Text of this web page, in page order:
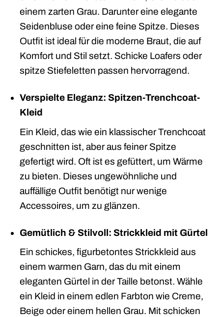
einem zarten Grau. Darunter eine elegante
Seidenbluse oder eine feine Spitze. Dieses
Outfit ist ideal für die moderne Braut, die auf
Komfort und Stil setzt. Schicke Loafers oder
spitze Stiefeletten passen hervorragend.
Verspielte Eleganz: Spitzen-Trenchcoat-
Kleid
Ein Kleid, das wie ein klassischer Trenchcoat
geschnitten ist, aber aus feiner Spitze
gefertigt wird. Oft ist es gefüttert, um Wärme
zu bieten. Dieses ungewöhnliche und
auffällige Outfit benötigt nur wenige
Accessoires, um zu glänzen.
Gemütlich & Stilvoll: Strickkleid mit Gürtel
Ein schickes, figurbetontes Strickkleid aus
einem warmen Garn, das du mit einem
eleganten Gürtel in der Taille betonst. Wähle
ein Kleid in einem edlen Farbton wie Creme,
Beige oder einem hellen Grau. Mit schicken